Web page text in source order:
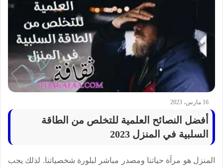
16 مارس، 2023
أفضل النصائح العلمية للتخلص من الطاقة
السلبية في المنزل 2023
المنزل هو مرآة حياتنا ومصدر مباشر لبلورة شخصياتنا. لذلك يجب